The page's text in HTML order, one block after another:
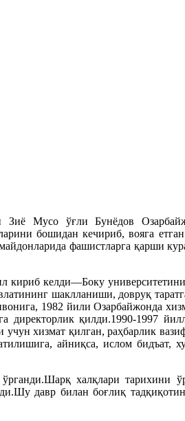
Зиё Мусо ўғли Бунёдов
бошидан кечириб, вояга
фашистларга қарши
кириб келди—Боку
шаклланиши, довруқ
1982 йили Озарбайжонда
қилди.1990-1997
хизмат қилган, раҳбарлик
айниқса, ислом бидъат,
халқлари тарихини
давр билан боғлиқ